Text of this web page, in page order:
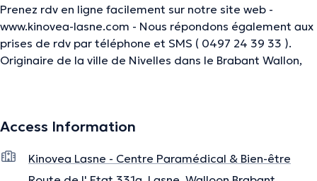
Prenez rdv en ligne facilement sur notre site web -
www.kinovea-lasne.com - Nous répondons également aux
prises de rdv par téléphone et SMS ( 0497 24 39 33 ).
Originaire de la ville de Nivelles dans le Brabant Wallon,
la biomécanique du corps humain, j'ai par la suite
aboutissant au Master en Kinésithérapie. ​ A l'heure
Access Information
Kinovea Lasne - Centre Paramédical & Bien-être